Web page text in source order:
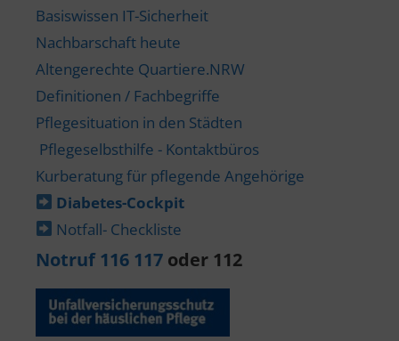
Basiswissen IT-Sicherheit
Nachbarschaft heute
Altengerechte Quartiere.NRW
Definitionen / Fachbegriffe
Pflegesituation in den Städten
Pflegeselbsthilfe - Kontaktbüros
Kurberatung für pflegende Angehörige
Diabetes-​Cockpit
Notfall- Checkliste
Notruf 116 117 oder 112